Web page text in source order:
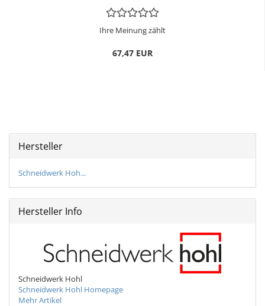
Ihre Meinung zählt
67,47 EUR
Hersteller
Schneidwerk Hoh...
Hersteller Info
Schneidwerk Hohl
Schneidwerk Hohl Homepage
Mehr Artikel